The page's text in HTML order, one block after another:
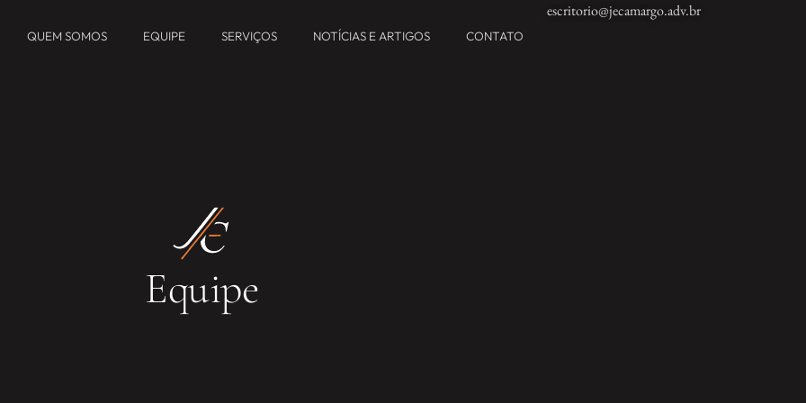
QUEM SOMOS EQUIPE SERVIÇOS NOTÍCIAS E ARTIGOS CONTATO
escritorio@jecamargo.adv.br
Equipe